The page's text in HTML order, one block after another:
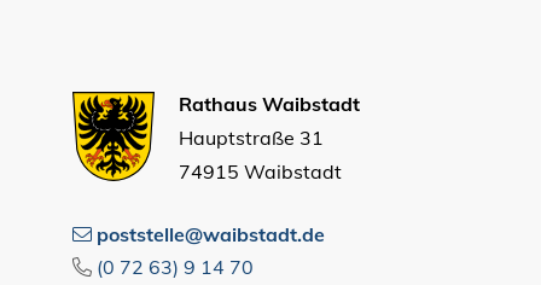
Rathaus Waibstadt
Hauptstraße 31
74915 Waibstadt
poststelle@waibstadt.de
(0 72 63) 9 14 70